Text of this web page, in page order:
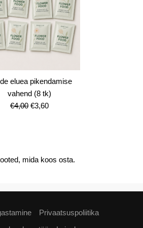
eluea pikendamise
vahend (8 tk)
€4,00 Algne
€3,60Current
mida koos osta.
Privaatsuspoliitika